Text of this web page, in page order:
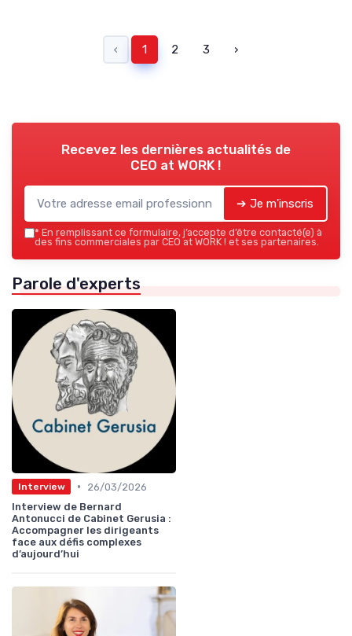
‹ 1 2 3 ›
Recevez les dernières actualités de
CEO at WORK !
➔ Je m'inscris
* En remplissant ce formulaire, j’accepte d’être contacté(e) à
des fins commerciales par CEO at WORK ! et ses partenaires.
Parole d'experts
Interview •
26/03/2026
Interview de Bernard
Antonucci de Cabinet Gerusia :
Accompagner les dirigeants
face aux défis complexes
d’aujourd’hui